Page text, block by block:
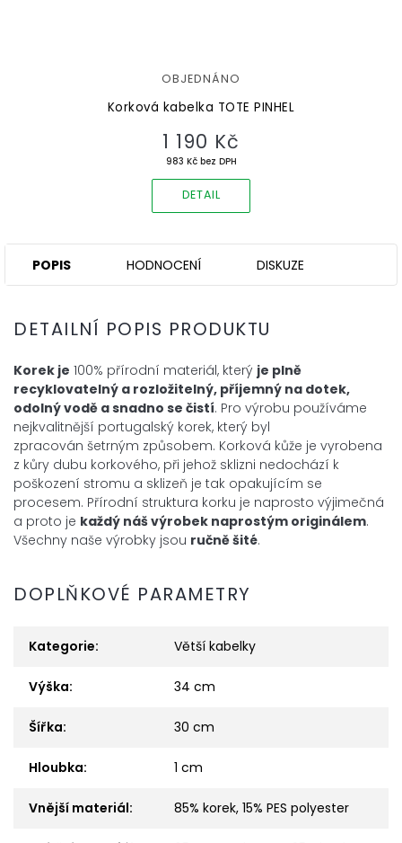
Korková kabelka TOTE PINHEL
OBJEDNÁNO
983 Kč bez DPH
1 190 Kč
DETAIL
POPIS HODNOCENÍ DISKUZE
DETAILNÍ POPIS PRODUKTU
Korek je 100% přírodní materiál, který je plně
recyklovatelný a rozložitelný, příjemný na dotek,
odolný vodě a snadno se čistí. Pro výrobu používáme
nejkvalitnější portugalský korek, který byl
zpracován šetrným způsobem. Korková kůže je vyrobena
z kůry dubu korkového, při jehož sklizni nedochází k
poškození stromu a sklizeň je tak opakujícím se
procesem. Přírodní struktura korku je naprosto výjimečná
a proto je každý náš výrobek naprostým originálem.
Všechny naše výrobky jsou ručně šité.
DOPLŇKOVÉ PARAMETRY
Kategorie: Větší kabelky
Výška: 34 cm
Šířka: 30 cm
Hloubka: 1 cm
Vnější materiál: 85% korek, 15% PES polyester